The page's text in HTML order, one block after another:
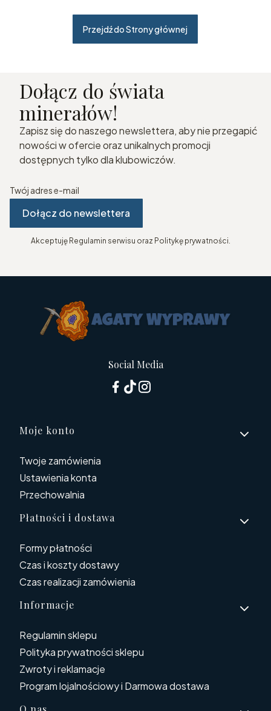
Przejdź do Strony głównej
Dołącz do świata
minerałów!
Zapisz się do naszego newslettera, aby nie przegapić
nowości w ofercie oraz unikalnych promocji
dostępnych tylko dla klubowiczów.
Twój adres e-mail
Dołącz do newslettera
Akceptuję Regulamin serwisu oraz Politykę prywatności.
Social Media
Linki w stopce
Moje konto
Twoje zamówienia
Ustawienia konta
Przechowalnia
Płatności i dostawa
Formy płatności
Czas i koszty dostawy
Czas realizacji zamówienia
Informacje
Regulamin sklepu
Polityka prywatności sklepu
Zwroty i reklamacje
Program lojalnościowy i Darmowa dostawa